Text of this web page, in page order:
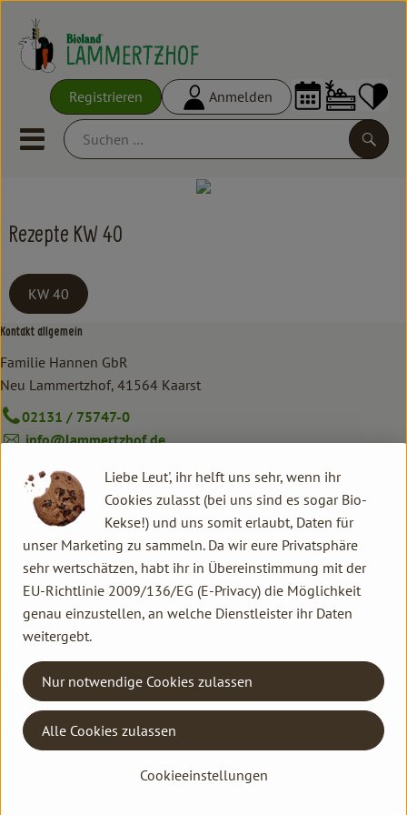
Registrieren Anmelden
Mobiles Menu öffnen oder
Empfehlungen
Vorratskammer
Kochen & Backen
Getränke
Einkaufen
Über uns
Aktuelles
Erleben
Rezepte KW 40
KW 40
Kontakt allgemein
Familie Hannen GbR
Neu Lammertzhof, 41564 Kaarst
02131 / 75747-0
info@lammertzhof.de
Familie Hannen Gemüse Abo
Neu Lammertzhof, 41564 Kaarst
02131 / 75747-17
oekokiste@lammertzhof.de
Kontrollstelle: DE-ÖKO-006
Mo–Fr: 8.30–18.30 Uhr
Sa: 7.30–14 Uhr
02131 / 75747-12
Liebe Leut', ihr helft uns sehr, wenn ihr
Cookies zulasst (bei uns sind es sogar Bio-
Kekse!) und uns somit erlaubt, Daten für
unser Marketing zu sammeln. Da wir eure Privatsphäre
sehr wertschätzen, habt ihr in Übereinstimmung mit der
EU-Richtlinie 2009/136/EG (E-Privacy) die Möglichkeit
genau einzustellen, an welche Dienstleister ihr Daten
weitergebt.
Cookieeinstellungen
Nur notwendige Cookies zulassen
Alle Cookies zulassen